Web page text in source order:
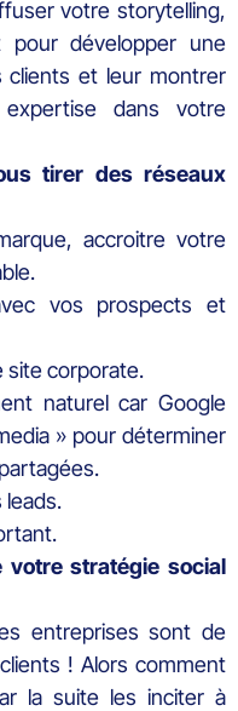
votre storytelling,
pour développer une
clients et leur montrer
dans votre
tirer des réseaux
accroitre votre
vos prospects et
site corporate.
naturel car Google
» pour déterminer
stratégie social
entreprises sont de
! Alors comment
la suite les inciter à